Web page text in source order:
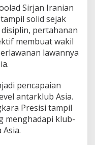
Sirjan Iranian
solid sejak
pertahanan
membuat wakil
lawannya
pencapaian
antarklub Asia.
Presisi tampil
menghadapi klub-